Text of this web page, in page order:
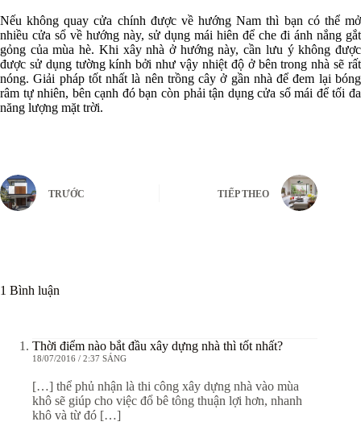
Nếu không quay cửa chính được về hướng Nam thì bạn có thể mở
nhiều cửa sổ về hướng này, sử dụng mái hiên để che đi ánh nắng gắt
gỏng của mùa hè. Khi xây nhà ở hướng này, cần lưu ý không được
được sử dụng tường kính bởi như vậy nhiệt độ ở bên trong nhà sẽ rất
nóng. Giải pháp tốt nhất là nên trồng cây ở gần nhà để đem lại bóng
râm tự nhiên, bên cạnh đó bạn còn phải tận dụng cửa sổ mái để tối đa
năng lượng mặt trời.
TRƯỚC TIẾP THEO
1 Bình luận
Thời điểm nào bắt đầu xây dựng nhà thì tốt nhất?
18/07/2016 / 2:37 SÁNG
[…] thể phủ nhận là thi công xây dựng nhà vào mùa
khô sẽ giúp cho việc đổ bê tông thuận lợi hơn, nhanh
khô và từ đó […]